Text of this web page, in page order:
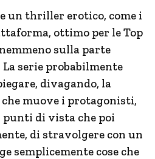
un thriller erotico, come i
ottimo per le Top
sulla parte
serie probabilmente
divagando, la
muove i protagonisti,
punti di vista che poi
di stravolgere con un
semplicemente cose che